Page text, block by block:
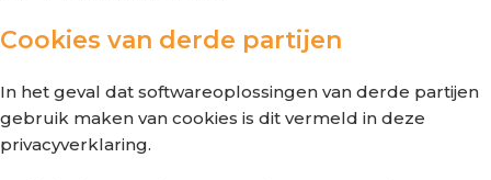
Cookies van derde partijen
In het geval dat softwareoplossingen van derde partijen
gebruik maken van cookies is dit vermeld in deze
privacyverklaring.